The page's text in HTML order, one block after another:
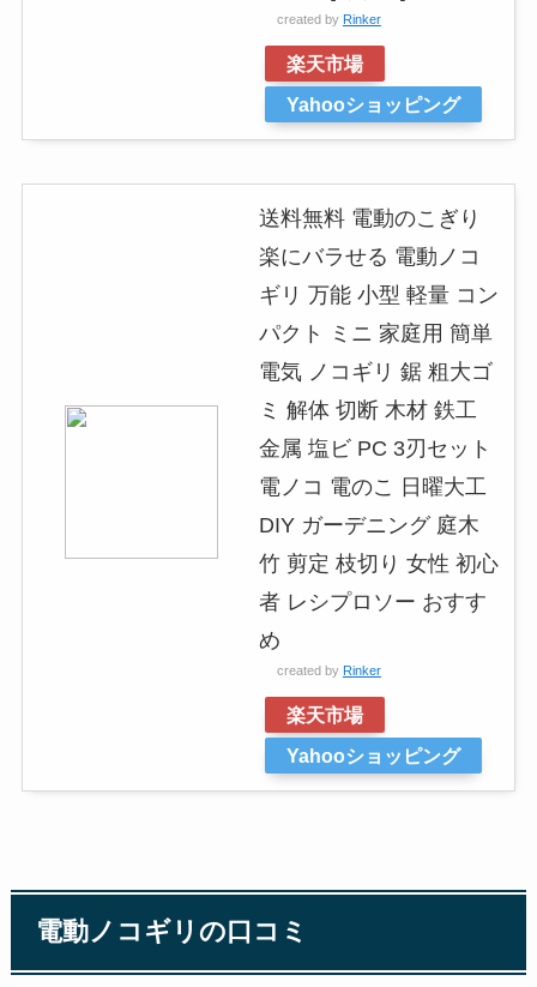
created by Rinker
楽天市場
Yahooショッピング
送料無料 電動のこぎり
楽にバラせる 電動ノコ
ギリ 万能 小型 軽量 コン
パクト ミニ 家庭用 簡単
電気 ノコギリ 鋸 粗大ゴ
ミ 解体 切断 木材 鉄工
金属 塩ビ PC 3刃セット
電ノコ 電のこ 日曜大工
DIY ガーデニング 庭木
竹 剪定 枝切り 女性 初心
者 レシプロソー おすす
め
created by Rinker
楽天市場
Yahooショッピング
電動ノコギリの口コミ